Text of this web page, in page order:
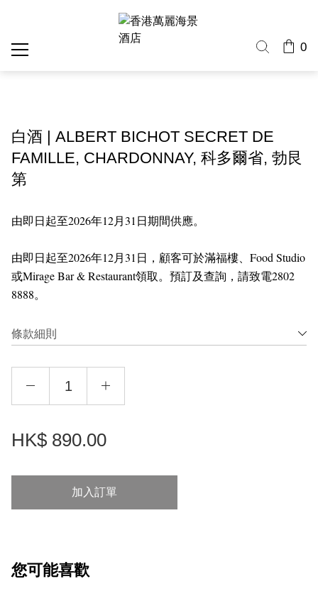
0
白酒 | ALBERT BICHOT SECRET DE
FAMILLE, CHARDONNAY, 科多爾省, 勃艮
第
由即日起至2026年12月31日期間供應。
由即日起至2026年12月31日，顧客可於滿福樓、Food Studio
或Mirage Bar & Restaurant領取。預訂及查詢，請致電2802
8888。
條款細則
HK$ 890.00
加入訂單
您可能喜歡